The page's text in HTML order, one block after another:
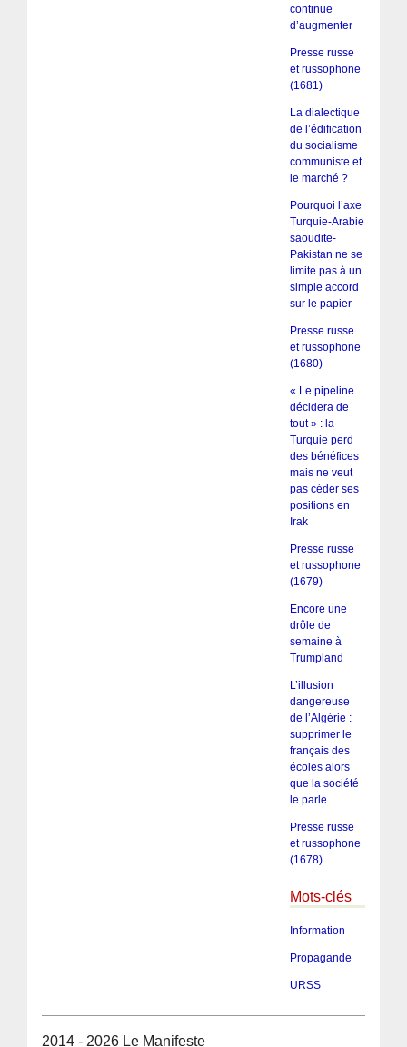
continue
d’augmenter
Presse russe
et russophone
(1681)
La dialectique
de l’édification
du socialisme
communiste et
le marché ?
Pourquoi l’axe
Turquie-Arabie
saoudite-
Pakistan ne se
limite pas à un
simple accord
sur le papier
Presse russe
et russophone
(1680)
« Le pipeline
décidera de
tout » : la
Turquie perd
des bénéfices
mais ne veut
pas céder ses
positions en
Irak
Presse russe
et russophone
(1679)
Encore une
drôle de
semaine à
Trumpland
L’illusion
dangereuse
de l’Algérie :
supprimer le
français des
écoles alors
que la société
le parle
Presse russe
et russophone
(1678)
Mots-clés
Information
Propagande
URSS
2014 - 2026 Le Manifeste